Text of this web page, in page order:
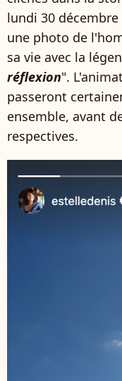
lundi 30
une photo de
sa vie avec la
réflexion".
passeront
ensemble, avant
respectives.